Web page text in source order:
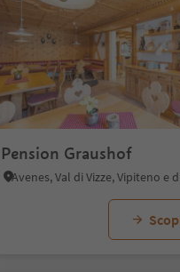
Pension Graushof
Avenes, Val di Vizze, Vipiteno e